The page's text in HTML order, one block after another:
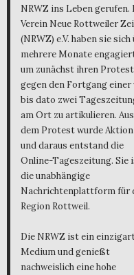
NRWZ ins Leben gerufen.
Verein Neue Rottweiler
(NRWZ) e.V. haben sie sich
mehrere Monate
um zunächst ihren Protest
gegen den Fortgang einer
bis dato zwei
am Ort zu artikulieren. Aus
dem Protest wurde Aktion
und daraus entstand die
Online-Tageszeitung. Sie
die unabhängige
Nachrichtenplattform für
Region Rottweil.
Die NRWZ ist ein
Medium und genießt
nachweislich eine hohe